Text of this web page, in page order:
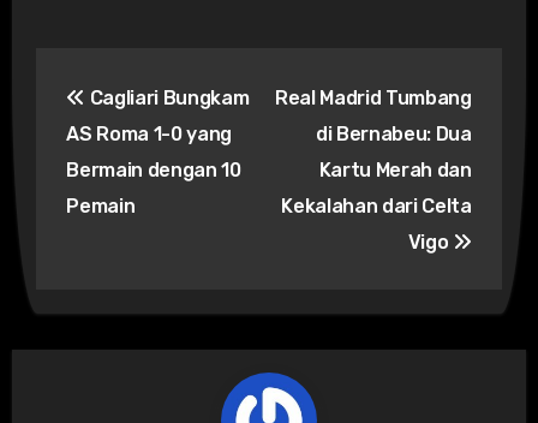
navigation
Cagliari Bungkam
AS Roma 1-0 yang
Bermain dengan 10
Pemain
Real Madrid Tumbang
di Bernabeu: Dua
Kartu Merah dan
Kekalahan dari Celta
Vigo